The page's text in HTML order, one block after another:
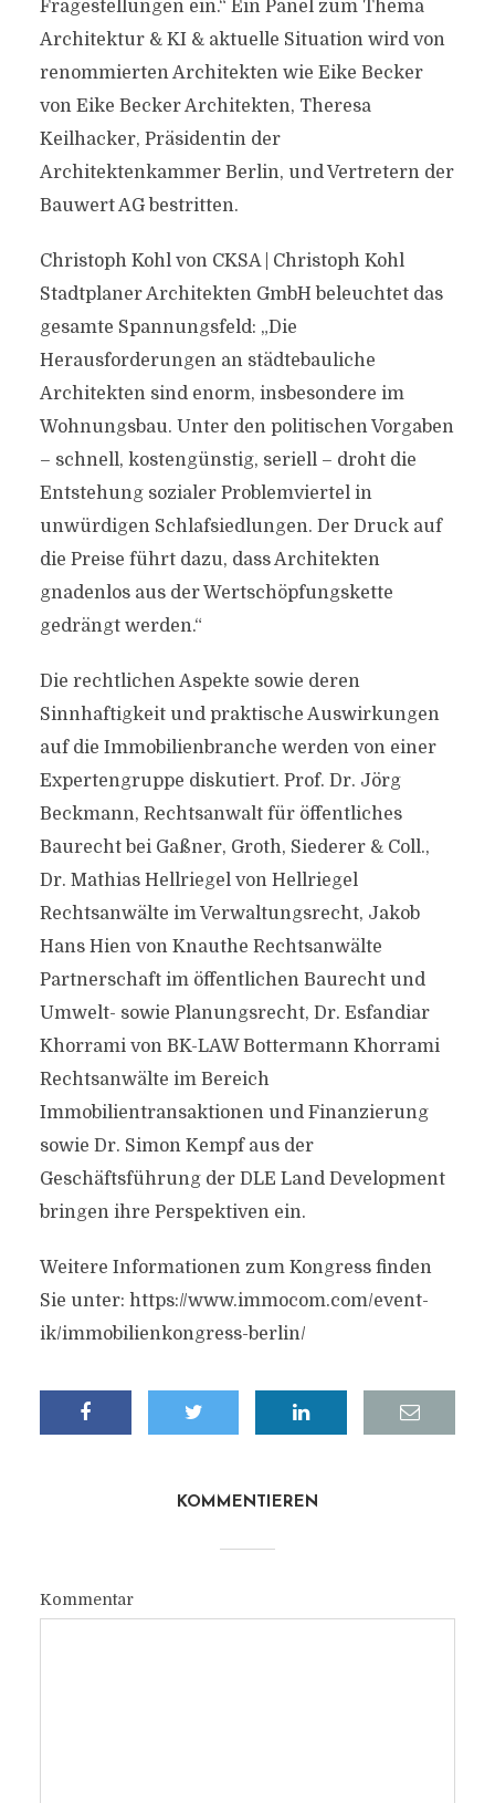
Fragestellungen ein.“ Ein Panel zum Thema
Architektur & KI & aktuelle Situation wird von
renommierten Architekten wie Eike Becker
von Eike Becker Architekten, Theresa
Keilhacker, Präsidentin der
Architektenkammer Berlin, und Vertretern der
Bauwert AG bestritten.
Christoph Kohl von CKSA | Christoph Kohl
Stadtplaner Architekten GmbH beleuchtet das
gesamte Spannungsfeld: „Die
Herausforderungen an städtebauliche
Architekten sind enorm, insbesondere im
Wohnungsbau. Unter den politischen Vorgaben
– schnell, kostengünstig, seriell – droht die
Entstehung sozialer Problemviertel in
unwürdigen Schlafsiedlungen. Der Druck auf
die Preise führt dazu, dass Architekten
gnadenlos aus der Wertschöpfungskette
gedrängt werden.“
Die rechtlichen Aspekte sowie deren
Sinnhaftigkeit und praktische Auswirkungen
auf die Immobilienbranche werden von einer
Expertengruppe diskutiert. Prof. Dr. Jörg
Beckmann, Rechtsanwalt für öffentliches
Baurecht bei Gaßner, Groth, Siederer & Coll.,
Dr. Mathias Hellriegel von Hellriegel
Rechtsanwälte im Verwaltungsrecht, Jakob
Hans Hien von Knauthe Rechtsanwälte
Partnerschaft im öffentlichen Baurecht und
Umwelt- sowie Planungsrecht, Dr. Esfandiar
Khorrami von BK-LAW Bottermann Khorrami
Rechtsanwälte im Bereich
Immobilientransaktionen und Finanzierung
sowie Dr. Simon Kempf aus der
Geschäftsführung der DLE Land Development
bringen ihre Perspektiven ein.
Weitere Informationen zum Kongress finden
Sie unter: https://www.immocom.com/event-
ik/immobilienkongress-berlin/
KOMMENTIEREN
Kommentar